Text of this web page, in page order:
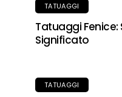
TATUAGGI
Tatuaggi Fenice:
Significato
TATUAGGI